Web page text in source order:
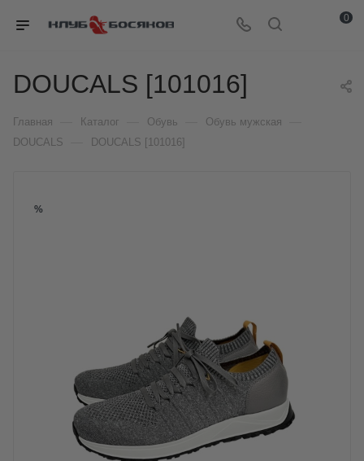
0
DOUCALS [101016]
Главная Каталог Обувь Обувь мужская
DOUCALS DOUCALS [101016]
%